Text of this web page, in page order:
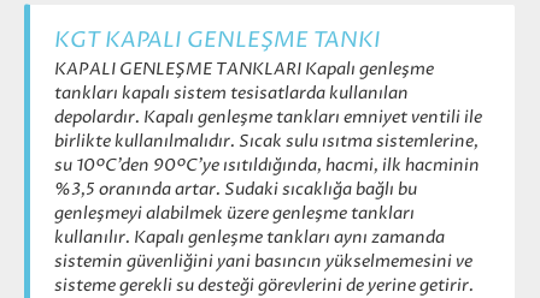
KGT KAPALI GENLEŞME TANKI
KAPALI GENLEŞME TANKLARI Kapalı genleşme
tankları kapalı sistem tesisatlarda kullanılan
depolardır. Kapalı genleşme tankları emniyet ventili ile
birlikte kullanılmalıdır. Sıcak sulu ısıtma sistemlerine,
su 10ºC’den 90ºC’ye ısıtıldığında, hacmi, ilk hacminin
%3,5 oranında artar. Sudaki sıcaklığa bağlı bu
genleşmeyi alabilmek üzere genleşme tankları
kullanılır. Kapalı genleşme tankları aynı zamanda
sistemin güvenliğini yani basıncın yükselmemesini ve
sisteme gerekli su desteği görevlerini de yerine getirir.